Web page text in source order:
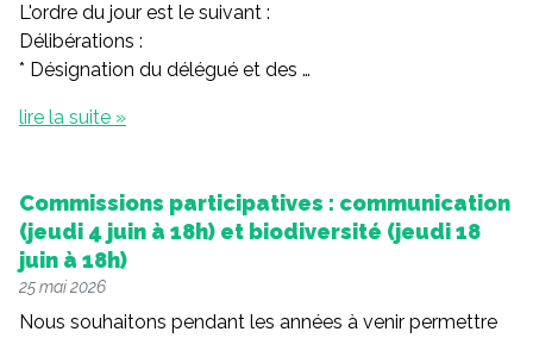
L'ordre du jour est le suivant :
Délibérations :
* Désignation du délégué et des …
lire la suite »
Commissions participatives : communication
(jeudi 4 juin à 18h) et biodiversité (jeudi 18
juin à 18h)
25 mai 2026
Nous souhaitons pendant les années à venir permettre